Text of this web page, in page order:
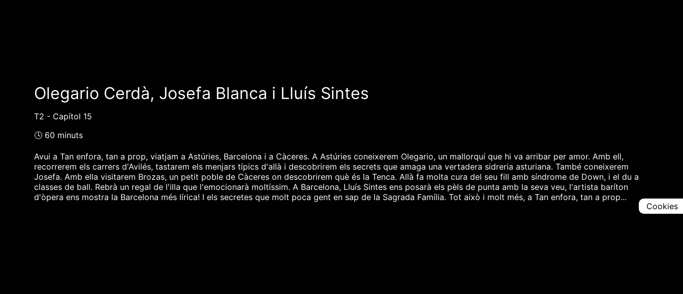
Olegario Cerdà, Josefa Blanca i Lluís Sintes
T2 - Capítol 15
🕓 60 minuts
Avui a Tan enfora, tan a prop, viatjam a Astúries, Barcelona i a Càceres. A Astúries coneixerem Olegario, un mallorquí que hi va arribar per amor. Amb ell,
recorrerem els carrers d'Avilés, tastarem els menjars típics d'allà i descobrirem els secrets que amaga una vertadera sidreria asturiana. També coneixerem
Josefa. Amb ella visitarem Brozas, un petit poble de Càceres on descobrirem què és la Tenca. Allà fa molta cura del seu fill amb síndrome de Down, i el du a
classes de ball. Rebrà un regal de l'illa que l'emocionarà moltíssim. A Barcelona, Lluís Sintes ens posarà els pèls de punta amb la seva veu, l'artista baríton
d'òpera ens mostra la Barcelona més lírica! I els secretes que molt poca gent en sap de la Sagrada Família. Tot això i molt més, a Tan enfora, tan a prop...
Cookies